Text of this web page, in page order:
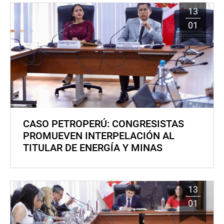
13
01
CASO PETROPERÚ: CONGRESISTAS
PROMUEVEN INTERPELACIÓN AL
TITULAR DE ENERGÍA Y MINAS
13
01